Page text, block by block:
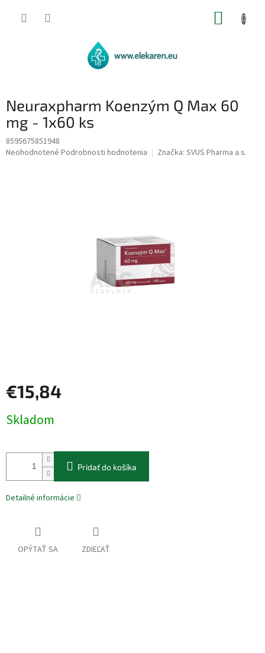
Neuraxpharm Koenzým Q Max 60
mg - 1x60 ks
8595675851948
Priemerné
Neohodnotené Podrobnosti hodnotenia Značka: SVUS Pharma a.s.
€15,84
cena:
Skladom
Pridať do košíka
Detailné informácie
OPÝTAŤ SA ZDIEĽAŤ